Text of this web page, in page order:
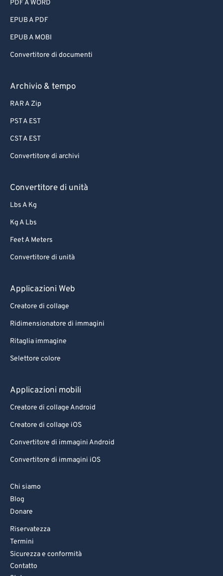
PDF A WORD
EPUB A PDF
EPUB A MOBI
Convertitore di documenti
Archivio & tempo
RAR A Zip
PST A EST
CST A EST
Convertitore di archivi
Convertitore di unità
Lbs A Kg
Kg A Lbs
Feet A Meters
Convertitore di unità
Applicazioni Web
Creatore di collage
Ridimensionatore di immagini
Ritaglia immagine
Selettore colore
Applicazioni mobili
Creatore di collage Android
Creatore di collage iOS
Convertitore di immagini Android
Convertitore di immagini iOS
Chi siamo
Blog
Donare
Riservatezza
Termini
Sicurezza e conformità
Contatto